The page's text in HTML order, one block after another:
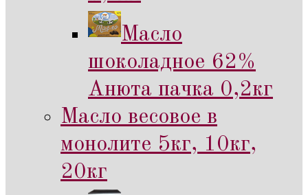
Масло
шоколадное 62%
Анюта пачка 0,2кг
Масло весовое в
монолите 5кг, 10кг,
20кг